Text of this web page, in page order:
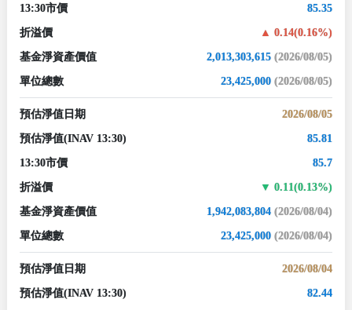
13:30市價 85.35
折溢價 0.14(0.16%)
基金淨資產價值 2,013,303,615 (2026/08/05)
單位總數 23,425,000 (2026/08/05)
預估淨值日期 2026/08/05
預估淨值(INAV 13:30) 85.81
13:30市價 85.7
折溢價 0.11(0.13%)
基金淨資產價值 1,942,083,804 (2026/08/04)
單位總數 23,425,000 (2026/08/04)
預估淨值日期 2026/08/04
預估淨值(INAV 13:30) 82.44